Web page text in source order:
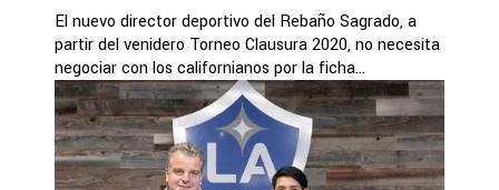
El nuevo director deportivo del Rebaño Sagrado, a
partir del venidero Torneo Clausura 2020, no necesita
negociar con los californianos por la ficha...